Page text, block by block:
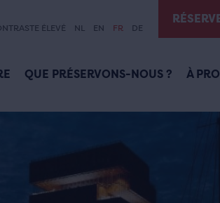
ÉLEVÉ NL EN FR DE
QUE PRÉSERVONS-NOUS ? À